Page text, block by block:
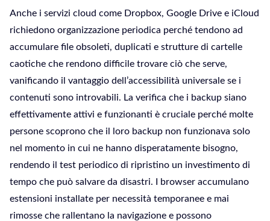
Anche i servizi cloud come Dropbox, Google Drive e iCloud
richiedono organizzazione periodica perché tendono ad
accumulare file obsoleti, duplicati e strutture di cartelle
caotiche che rendono difficile trovare ciò che serve,
vanificando il vantaggio dell’accessibilità universale se i
contenuti sono introvabili. La verifica che i backup siano
effettivamente attivi e funzionanti è cruciale perché molte
persone scoprono che il loro backup non funzionava solo
nel momento in cui ne hanno disperatamente bisogno,
rendendo il test periodico di ripristino un investimento di
tempo che può salvare da disastri. I browser accumulano
estensioni installate per necessità temporanee e mai
rimosse che rallentano la navigazione e possono